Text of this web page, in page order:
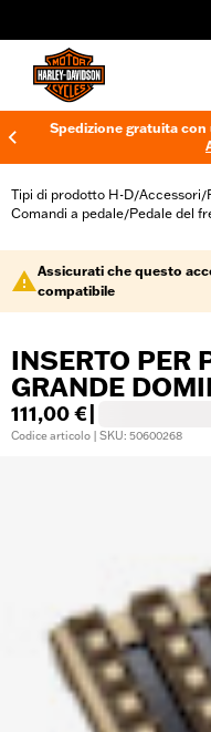
Spedizione gratuita
Tipi di prodotto H-D/Accessori/
Comandi a pedale/Pedale del
Assicurati che questo
compatibile
INSERTO PER
GRANDE
111,00 €
Codice articolo | SKU: 50600268